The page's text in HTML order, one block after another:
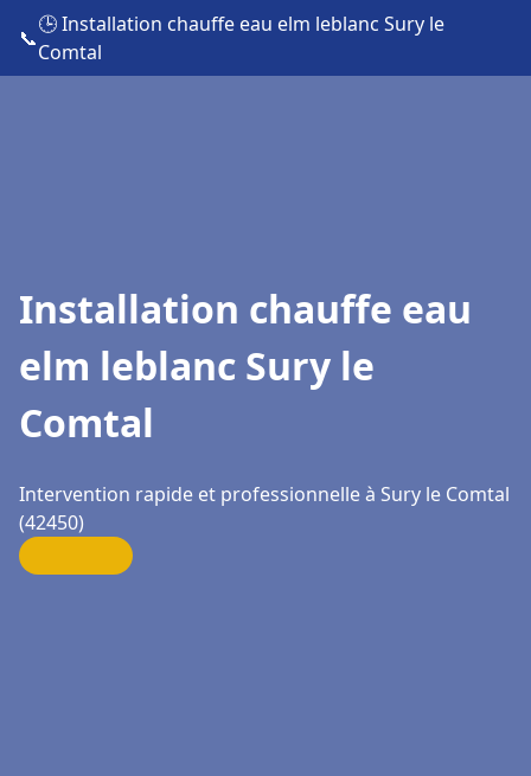
📞
🕒 Installation chauffe eau elm leblanc Sury le
Comtal
Installation chauffe eau
elm leblanc Sury le
Comtal
Intervention rapide et professionnelle à Sury le Comtal
(42450)